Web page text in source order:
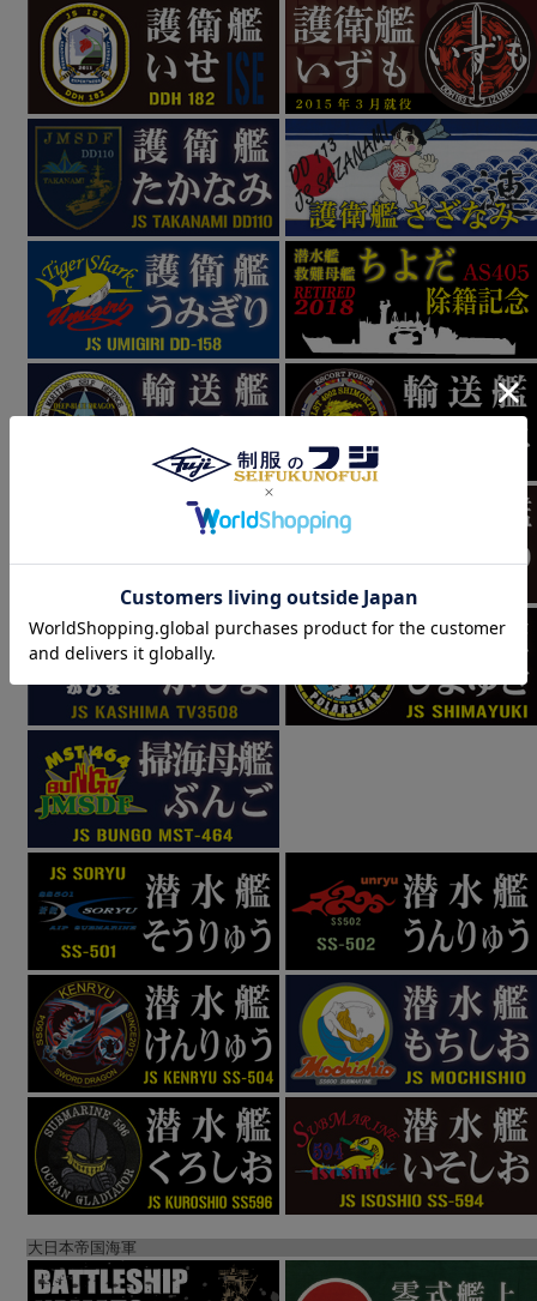
大日本帝国海軍